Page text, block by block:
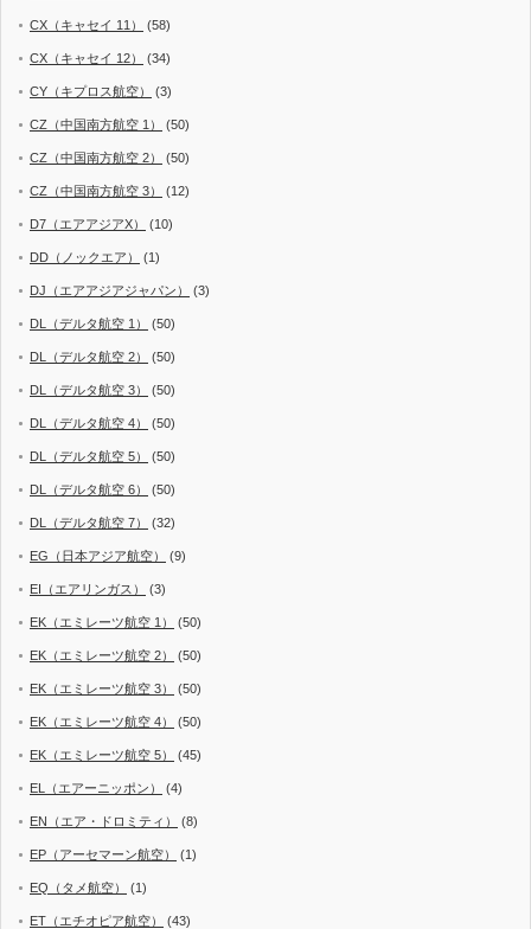
CX（キャセイ 11） (58)
CX（キャセイ 12） (34)
CY（キプロス航空） (3)
CZ（中国南方航空 1） (50)
CZ（中国南方航空 2） (50)
CZ（中国南方航空 3） (12)
D7（エアアジアX） (10)
DD（ノックエア） (1)
DJ（エアアジアジャパン） (3)
DL（デルタ航空 1） (50)
DL（デルタ航空 2） (50)
DL（デルタ航空 3） (50)
DL（デルタ航空 4） (50)
DL（デルタ航空 5） (50)
DL（デルタ航空 6） (50)
DL（デルタ航空 7） (32)
EG（日本アジア航空） (9)
EI（エアリンガス） (3)
EK（エミレーツ航空 1） (50)
EK（エミレーツ航空 2） (50)
EK（エミレーツ航空 3） (50)
EK（エミレーツ航空 4） (50)
EK（エミレーツ航空 5） (45)
EL（エアーニッポン） (4)
EN（エア・ドロミティ） (8)
EP（アーセマーン航空） (1)
EQ（タメ航空） (1)
ET（エチオピア航空） (43)